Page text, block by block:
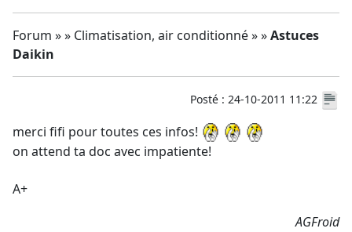
Forum » » Climatisation, air conditionné » »Astuces
Daikin
Posté : 24-10-2011 11:22
merci fifi pour toutes ces infos!
on attend ta doc avec impatiente!
A+
AGFroid